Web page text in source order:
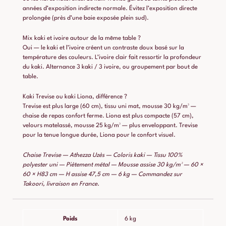
années d’exposition indirecte normale. Évitez l’exposition directe
prolongée (près d’une baie exposée plein sud).
Mix kaki et ivoire autour de la même table ?
Oui — le kaki et l’ivoire créent un contraste doux basé sur la
température des couleurs. L’ivoire clair fait ressortir la profondeur
du kaki. Alternance 3 kaki / 3 ivoire, ou groupement par bout de
table.
Kaki Trevise ou kaki Liona, différence ?
Trevise est plus large (60 cm), tissu uni mat, mousse 30 kg/m³ —
chaise de repas confort ferme. Liona est plus compacte (57 cm),
velours matelassé, mousse 25 kg/m³ — plus enveloppant. Trevise
pour la tenue longue durée, Liona pour le confort visuel.
Chaise Trevise — Athezza Uzès — Coloris kaki — Tissu 100%
polyester uni — Piètement métal — Mousse assise 30 kg/m³ — 60 ×
60 × H83 cm — H assise 47,5 cm — 6 kg — Commandez sur
Takoori, livraison en France.
Poids 6 kg